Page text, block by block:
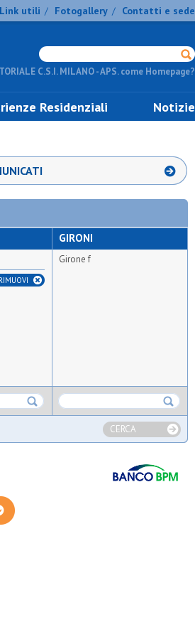
Link utili / Fotogallery / Contatti e sede
C.S.I. MILANO - APS. come Homepage?
Residenziali Notizie
GIRONI
Girone f
CERCA